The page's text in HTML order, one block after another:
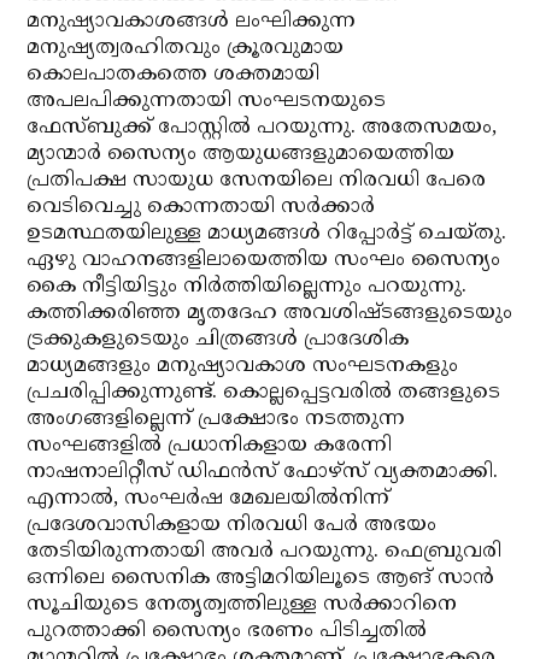
മനുഷ്യാവകാശങ്ങള്‍ ലംഘിക്കുന്ന
മനുഷ്യത്വരഹിതവും ക്രൂരവുമായ
കൊലപാതകത്തെ ശക്തമായി
അപലപിക്കുന്നതായി സംഘടനയുടെ
ഫേസ്ബുക്ക് പോസ്റ്റില്‍ പറയുന്നു. അതേസമയം,
മ്യാന്മാര്‍ സൈന്യം ആയുധങ്ങളുമായെത്തിയ
പ്രതിപക്ഷ സായുധ സേനയിലെ നിരവധി പേരെ
വെടിവെച്ചു കൊന്നതായി സര്‍ക്കാര്‍
ഉടമസ്ഥതയിലുള്ള മാധ്യമങ്ങള്‍ റിപ്പോര്‍ട്ട് ചെയ്തു.
ഏഴു വാഹനങ്ങളിലായെത്തിയ സംഘം സൈന്യം
കൈ നീട്ടിയിട്ടും നിര്‍ത്തിയില്ലെന്നും പറയുന്നു.
കത്തിക്കരിഞ്ഞ മൃതദേഹ അവശിഷ്ടങ്ങളുടെയും
ട്രക്കുകളുടെയും ചിത്രങ്ങള്‍ പ്രാദേശിക
മാധ്യമങ്ങളും മനുഷ്യാവകാശ സംഘടനകളും
പ്രചരിപ്പിക്കുന്നുണ്ട്. കൊല്ലപ്പെട്ടവരില്‍ തങ്ങളുടെ
അംഗങ്ങളില്ലെന്ന് പ്രക്ഷോഭം നടത്തുന്ന
സംഘങ്ങളില്‍ പ്രധാനികളായ കരേന്നി
നാഷനാലിറ്റീസ് ഡിഫന്‍സ് ഫോഴ്‌സ് വ്യക്തമാക്കി.
എന്നാല്‍, സംഘര്‍ഷ മേഖലയില്‍നിന്ന്
പ്രദേശവാസികളായ നിരവധി പേര്‍ അഭയം
തേടിയിരുന്നതായി അവര്‍ പറയുന്നു. ഫെബ്രുവരി
ഒന്നിലെ സൈനിക അട്ടിമറിയിലൂടെ ആങ് സാന്‍
സൂചിയുടെ നേതൃത്വത്തിലുള്ള സര്‍ക്കാറിനെ
പുറത്താക്കി സൈന്യം ഭരണം പിടിച്ചതില്‍